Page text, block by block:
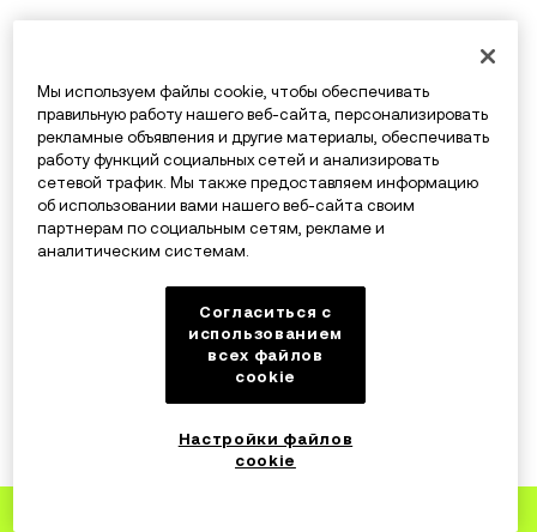
криптовалютам в бухгалтерской компании PwC,
выразил свои опасения в интервью OKX Insights и
очень точно обобщил феномен мемкоинов:
«Я действительно считаю, что быстрый рост
DOGE представляет риск для
криптосообщества, так как он воплощает в
себе все популярные негативные стереотипы
в отношении криптовалют. Меня беспокоит,
имеют поверхностное представление о
Мы используем файлы cookie, чтобы обеспечивать
правильную работу нашего веб-сайта, персонализировать
рекламные объявления и другие материалы, обеспечивать
работу функций социальных сетей и анализировать
сетевой трафик. Мы также предоставляем информацию
об использовании вами нашего веб-сайта своим
партнерам по социальным сетям, рекламе и
аналитическим системам.
Согласиться с
использованием
всех файлов
cookie
Настройки файлов
cookie